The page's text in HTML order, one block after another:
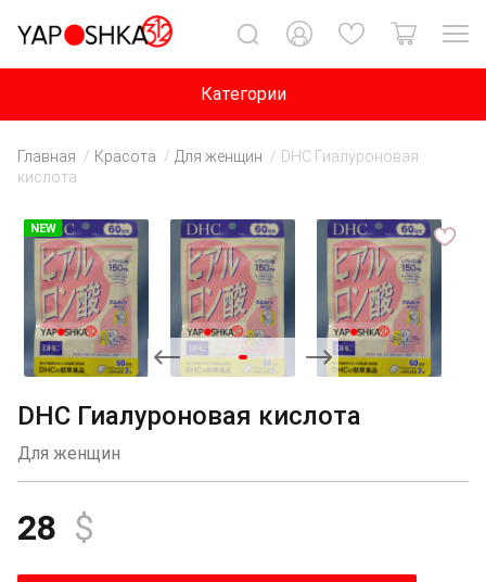
Главная Красота Для женщин
DHC Гиалуроновая
кислота
NEW
DHC Гиалуроновая кислота
Для женщин
28 $
Категории